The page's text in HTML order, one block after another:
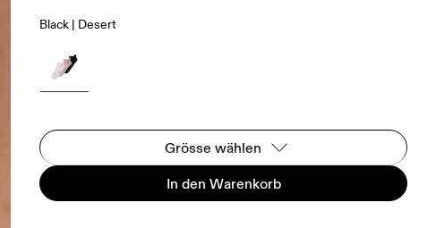
Black | Desert
Grösse wählen
In den Warenkorb